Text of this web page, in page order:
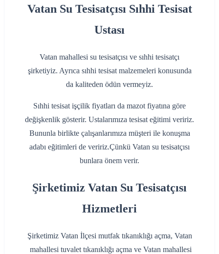
Vatan Su Tesisatçısı Sıhhi Tesisat
Ustası
Vatan mahallesi su tesisatçısı ve sıhhi tesisatçı
şirketiyiz. Ayrıca sıhhi tesisat malzemeleri konusunda
da kaliteden ödün vermeyiz.
Sıhhi tesisat işçilik fiyatları da mazot fiyatına göre
değişkenlik gösterir. Ustalarımıza tesisat eğitimi veririz.
Bununla birlikte çalışanlarımıza müşteri ile konuşma
adabı eğitimleri de veririz.Çünkü Vatan su tesisatçısı
bunlara önem verir.
Şirketimiz Vatan Su Tesisatçısı
Hizmetleri
Şirketimiz Vatan İlçesi mutfak tıkanıklığı açma, Vatan
mahallesi tuvalet tıkanıklığı açma ve Vatan mahallesi